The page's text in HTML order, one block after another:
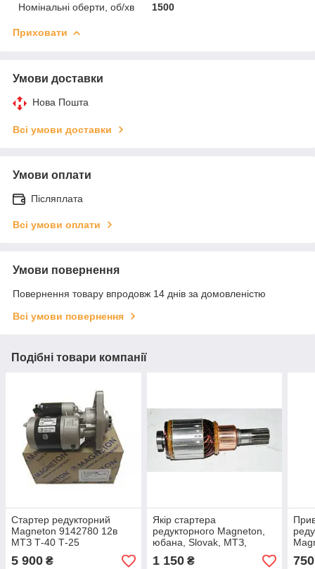
Номінальні оберти, об/хв
1500
Приховати
Умови доставки
Нова Пошта
Всі умови доставки
Умови оплати
Післяплата
Всі умови оплати
Умови повернення
Повернення товару впродовж 14 днів за домовленістю
Всі умови повернення
Подібні товари компанії
Стартер редукторний
Magneton 9142780 12в
МТЗ Т-40 Т-25
5 900 ₴
Якір стартера
редукторного Magneton,
юбана, Slovak, МТЗ,
Т-40,Т-25
1 150₴ 750